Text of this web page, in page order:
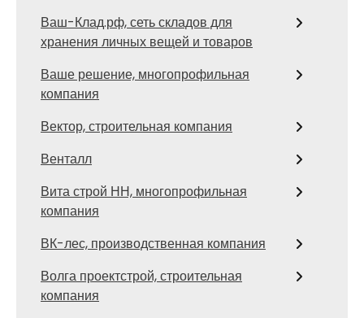
Ваш-Клад.рф, сеть складов для
хранения личных вещей и товаров
Ваше решение, многопрофильная
компания
Вектор, строительная компания
Венталл
Вита строй НН, многопрофильная
компания
ВК-лес, производственная компания
Волга проектстрой, строительная
компания